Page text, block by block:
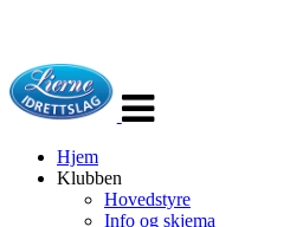
navigasjon
Hjem
Klubben
Hovedstyre
Info og skjema